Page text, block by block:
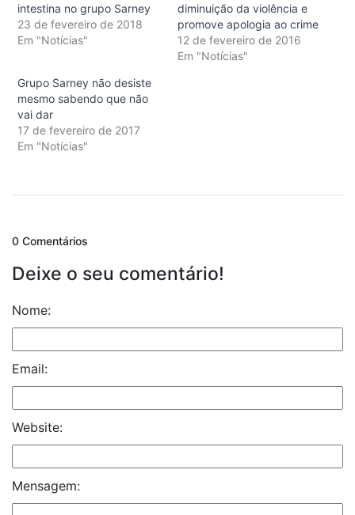
intestina no grupo Sarney
23 de fevereiro de 2018
Em "Notícias"
diminuição da violência e
promove apologia ao crime
12 de fevereiro de 2016
Em "Notícias"
Grupo Sarney não desiste
mesmo sabendo que não
vai dar
17 de fevereiro de 2017
Em "Notícias"
0 Comentários
Deixe o seu comentário!
Nome:
Email:
Website:
Mensagem: